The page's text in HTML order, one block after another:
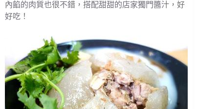
內餡的肉質也很不錯，搭配甜甜的店家獨門醬汁，好
好吃！